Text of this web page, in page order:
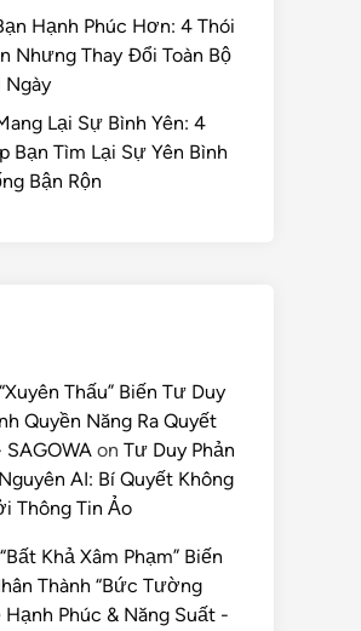
Hạnh Phúc Hơn: 4 Thói
Nhưng Thay Đổi Toàn Bộ
Ngày
Lại Sự Bình Yên: 4
Bạn Tìm Lại Sự Yên Bình
Bận Rộn
Thấu” Biến Tư Duy
Quyền Năng Ra Quyết
on Tư Duy Phản
AI: Bí Quyết Không
Thông Tin Ảo
Khả Xâm Phạm” Biến
Thành “Bức Tường
Hạnh Phúc & Năng Suất -